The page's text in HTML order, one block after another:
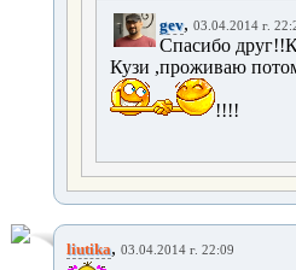
gev, 03.04.2014 г.
Спасибо
Кузи ,проживаю
!!!!
liutika, 03.04.2014 г. 22:09